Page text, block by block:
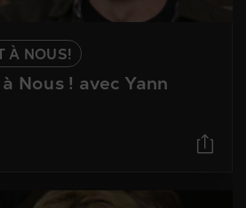
À NOUS!
Nous ! avec Yann